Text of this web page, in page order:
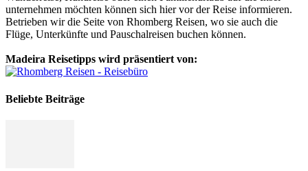
unternehmen möchten können sich hier vor der Reise informieren.
Betrieben wir die Seite von Rhomberg Reisen, wo sie auch die
Flüge, Unterkünfte und Pauschalreisen buchen können.
Madeira Reisetipps wird präsentiert von:
Beliebte Beiträge